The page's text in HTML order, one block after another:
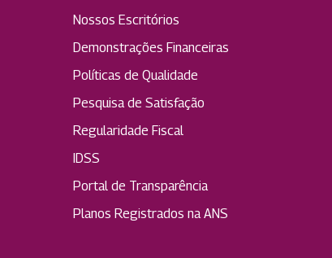
Nossos Escritórios
Demonstrações Financeiras
Políticas de Qualidade
Pesquisa de Satisfação
Regularidade Fiscal
IDSS
Portal de Transparência
Planos Registrados na ANS